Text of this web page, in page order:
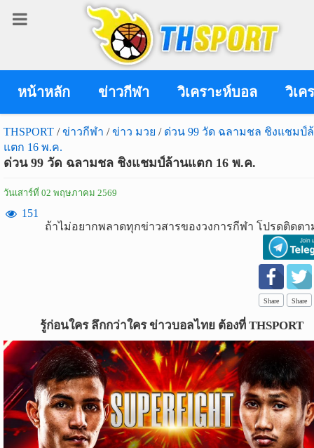
หน้าหลัก ข่าวกีฬา วิเคราะห์บอล วิเค
THSPORT / ข่าวกีฬา / ข่าว มวย / ด่วน 99 วัด ฉลามชล ชิงแชมป์
แตก 16 พ.ค.
ด่วน 99 วัด ฉลามชล ชิงแชมป์ล้านแตก 16 พ.ค.
วันเสาร์ที่ 02 พฤษภาคม 2569
151
ถ้าไม่อยากพลาดทุกข่าวสารของวงการกีฬา โปรดติดตา
Share Share
รู้ก่อนใคร ลึกกว่าใคร ข่าวบอลไทย ต้องที่ THSPORT
เข้า
เข้าสู่ระบบ
เข้าสู่ระบบด้วย facebook
สมัคร
สมาชิก
บอล
ไทย
ข่าว
ฟุตบอล
ต่าง
ประเทศ